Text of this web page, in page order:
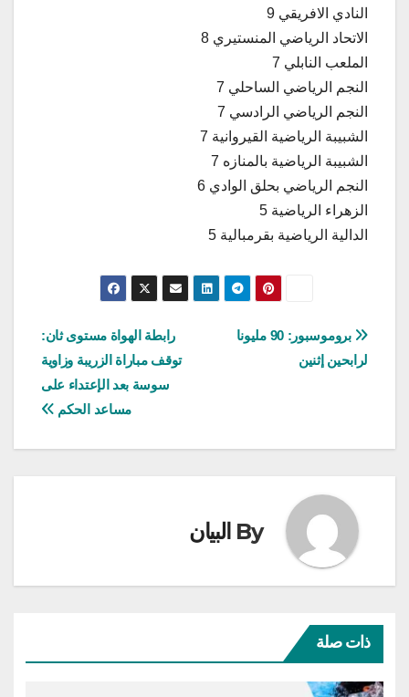
النادي الافريقي 9
الاتحاد الرياضي المنستيري 8
الملعب النابلي 7
النجم الرياضي الساحلي 7
النجم الرياضي الرادسي 7
الشبيبة الرياضية القيروانية 7
الشبيبة الرياضية بالمنازه 7
النجم الرياضي بحلق الوادي 6
الزهراء الرياضية 5
الدالية الرياضية بقرمبالية 5
تصفّح
المقالات
رابطة الهواة مستوى ثان:
توقف مباراة الزريبة وزاوية
سوسة بعد الإعتداء على
مساعد الحكم
بروموسبور: 90 مليونا
لرابحين إثنين
By البيان
ذات صلة